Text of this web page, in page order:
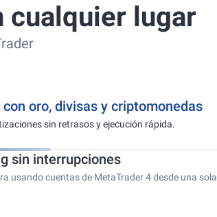
cualquier lugar
oro, divisas y criptomonedas
sin retrasos y ejecución rápida.
sin interrupciones
usando cuentas de MetaTrader 4 desde una sola